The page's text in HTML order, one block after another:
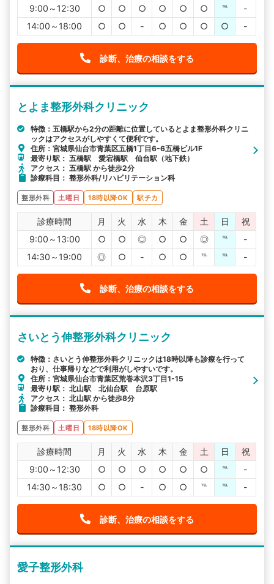
9:00～12:30
○ ○ ○ ○ ○ ○ ℡
-
14:00～18:00
○ ○ - ○ ○ ○ ○ -
診断、治療の相談をする
とよま整形外科クリニック
特徴：五橋駅から2分の距離に位置しているとよま整形外科クリニ
ックはアクセスがしやすくて便利です。
住所：宮城県仙台市青葉区五橋1丁目6-6五橋ビル1F
最寄り駅： 五橋駅 愛宕橋駅 仙台駅（地下鉄）
アクセス： 五橋駅 から徒歩2分
診療科目： 整形外科/リハビリテーション科
整形外科 土曜日 18時以降OK 駅チカ
診療時間 月 火 水 木 金 土 日
祝
9:00～13:00
○ ○ ◎ ○ ○ ◎ ℡
-
14:30～19:00
◎ ○ - ○ ○ ℡ ℡ -
診断、治療の相談をする
さいとう伸整形外科クリニック
特徴：さいとう伸整形外科クリニックは18時以降も診療を行って
おり、仕事帰りなどで利用がしやすいです。
住所：宮城県仙台市青葉区荒巻本沢3丁目1-15
最寄り駅： 北山駅 北仙台駅 台原駅
アクセス： 北山駅 から徒歩8分
診療科目： 整形外科
整形外科 土曜日 18時以降OK
診療時間 月 火 水 木 金 土 日
祝
9:00～12:30
○ ○ ○ ○ ○ ○ ℡
-
14:30～18:30
○ ○ - ○ ○ ℡ ℡ -
診断、治療の相談をする
愛子整形外科